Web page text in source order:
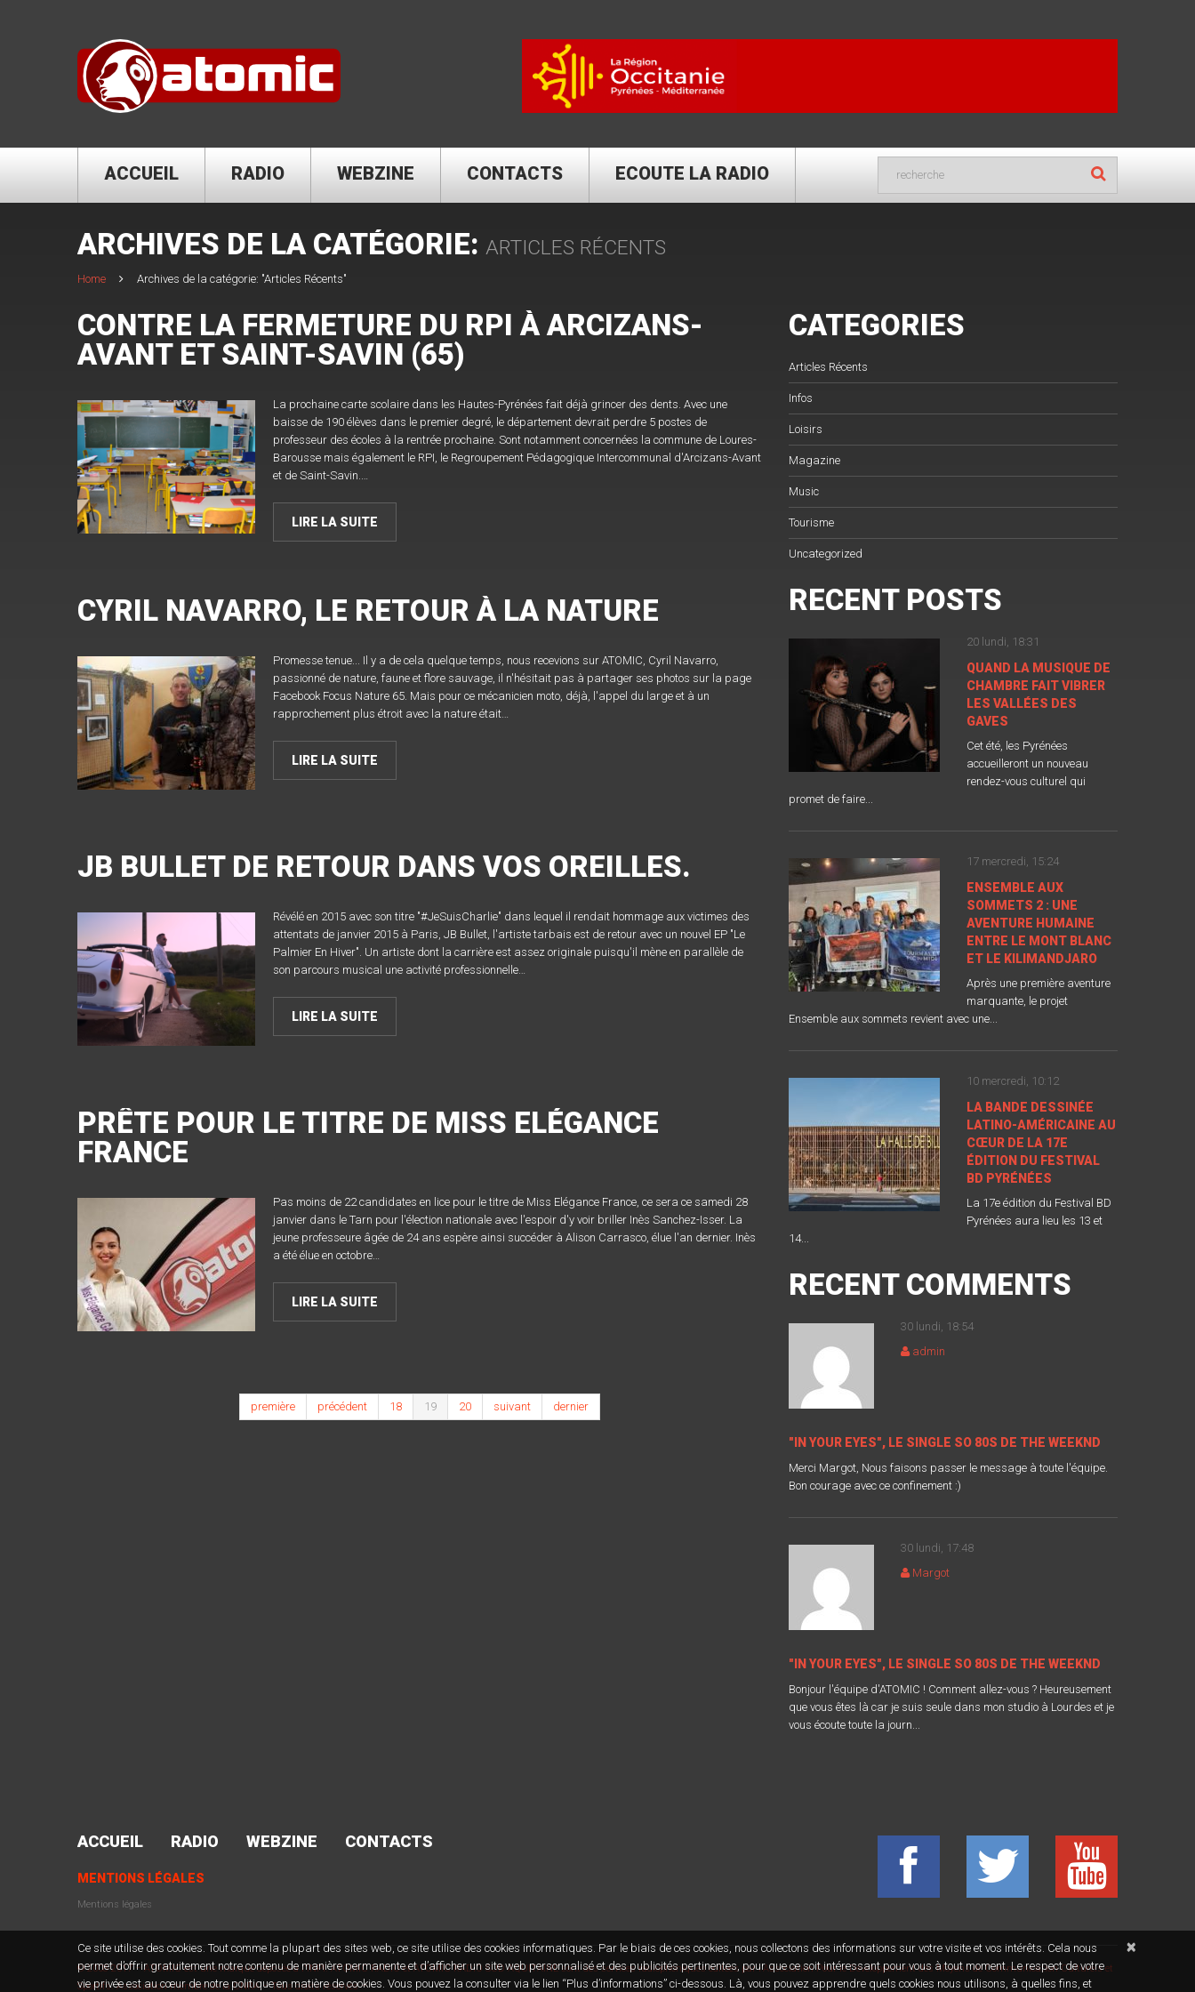
ACCUEIL RADIO WEBZINE CONTACTS ECOUTE LA RADIO
ARCHIVES DE LA CATÉGORIE: ARTICLES RÉCENTS
Home Archives de la catégorie: "Articles Récents"
CONTRE LA FERMETURE DU RPI À ARCIZANS-
AVANT ET SAINT-SAVIN (65)
La prochaine carte scolaire dans les Hautes-Pyrénées fait déjà grincer des dents. Avec une
baisse de 190 élèves dans le premier degré, le département devrait perdre 5 postes de
professeur des écoles à la rentrée prochaine. Sont notamment concernées la commune de Loures-
Barousse mais également le RPI, le Regroupement Pédagogique Intercommunal d'Arcizans-Avant
et de Saint-Savin.…
LIRE LA SUITE
CYRIL NAVARRO, LE RETOUR À LA NATURE
Promesse tenue... Il y a de cela quelque temps, nous recevions sur ATOMIC, Cyril Navarro,
passionné de nature, faune et flore sauvage, il n'hésitait pas à partager ses photos sur la page
Facebook Focus Nature 65. Mais pour ce mécanicien moto, déjà, l'appel du large et à un
rapprochement plus étroit avec la nature était…
LIRE LA SUITE
JB BULLET DE RETOUR DANS VOS OREILLES.
Révélé en 2015 avec son titre "#JeSuisCharlie" dans lequel il rendait hommage aux victimes des
attentats de janvier 2015 à Paris, JB Bullet, l'artiste tarbais est de retour avec un nouvel EP "Le
Palmier En Hiver". Un artiste dont la carrière est assez originale puisqu'il mène en parallèle de
son parcours musical une activité professionnelle…
LIRE LA SUITE
PRÊTE POUR LE TITRE DE MISS ELÉGANCE
FRANCE
Pas moins de 22 candidates en lice pour le titre de Miss Elégance France, ce sera ce samedi 28
janvier dans le Tarn pour l'élection nationale avec l'espoir d'y voir briller Inès Sanchez-Isser. La
jeune professeure âgée de 24 ans espère ainsi succéder à Alison Carrasco, élue l'an dernier. Inès
a été élue en octobre…
LIRE LA SUITE
première précédent 18 19 20 suivant dernier
CATEGORIES
Articles Récents
Infos
Loisirs
Magazine
Music
Tourisme
Uncategorized
RECENT POSTS
20 lundi, 18:31
QUAND LA MUSIQUE DE
CHAMBRE FAIT VIBRER
LES VALLÉES DES
GAVES
Cet été, les Pyrénées
accueilleront un nouveau
rendez-vous culturel qui
promet de faire...
17 mercredi, 15:24
ENSEMBLE AUX
SOMMETS 2 : UNE
AVENTURE HUMAINE
ENTRE LE MONT BLANC
ET LE KILIMANDJARO
Après une première aventure
marquante, le projet
Ensemble aux sommets revient avec une...
10 mercredi, 10:12
LA BANDE DESSINÉE
LATINO-AMÉRICAINE AU
CŒUR DE LA 17E
ÉDITION DU FESTIVAL
BD PYRÉNÉES
La 17e édition du Festival BD
Pyrénées aura lieu les 13 et
14...
RECENT COMMENTS
30 lundi, 18:54
admin
"IN YOUR EYES", LE SINGLE SO 80S DE THE WEEKND
Merci Margot, Nous faisons passer le message à toute l'équipe.
Bon courage avec ce confinement :)
30 lundi, 17:48
Margot
"IN YOUR EYES", LE SINGLE SO 80S DE THE WEEKND
Bonjour l'équipe d'ATOMIC ! Comment allez-vous ? Heureusement
que vous êtes là car je suis seule dans mon studio à Lourdes et je
vous écoute toute la journ...
ACCUEIL RADIO WEBZINE CONTACTS
MENTIONS LÉGALES
Mentions légales
© 2008-2017 – ATOMIC est une marque déposée à l'INPI. ATOMIC RADIO et ATOMIC RADIO SUD AQUITAINE sont des services radiophoniques éditées par l'Association Pour le Développement des Moyens de Communication Culturels et
Sportifs. Association membre de la CNRA – Tous droits réservés –
×
Ce site utilise des cookies. Tout comme la plupart des sites web, ce site utilise des cookies informatiques. Par le biais de ces cookies, nous collectons des informations sur votre visite et vos intérêts. Cela nous
permet d’offrir gratuitement notre contenu de manière permanente et d’afficher un site web personnalisé et des publicités pertinentes, pour que ce soit intéressant pour vous à tout moment. Le respect de votre
vie privée est au cœur de notre politique en matière de cookies. Vous pouvez la consulter via le lien “Plus d’informations” ci-dessous. Là, vous pouvez apprendre quels cookies nous utilisons, à quelles fins, et